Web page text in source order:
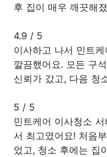
후 집이 매우 깨끗해
4.9 / 5
이사하고 나서 민트
깔끔했어요. 모든 구
신뢰가 갔고, 다음 청
5 / 5
민트케어 이사청소
서 최고였어요! 처음
었고, 청소 후에는 집